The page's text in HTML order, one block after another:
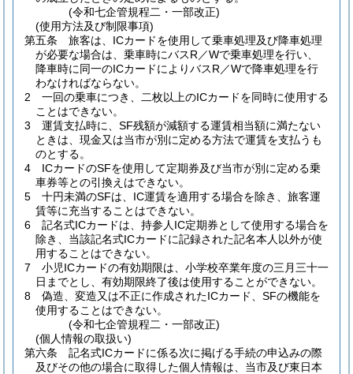
(令和七企管規程二・一部改正)
(使用方法及び制限事項)
第五条
旅客は、ICカードを使用して乗車処理及び降車処理
が必要な場合は、乗車時にバスR／Wで乗車処理を行い、
降車時に同一のICカードによりバスR／Wで降車処理を行
わなければならない。
2
一回の乗車につき、二枚以上のICカードを同時に使用する
ことはできない。
3
運賃支払時に、SF残額が減額する運賃相当額に満たない
ときは、現金又は当市が別に定める方法で運賃を支払うも
のとする。
4
ICカードのSFを使用して定期券及び当市が別に定める乗
車券等との引換えはできない。
5
十円未満のSFは、IC運賃を適用する場合を除き、旅客運
賃等に充当することはできない。
6
記名式ICカードは、持参人IC定期券として使用する場合を
除き、当該記名式ICカードに記録された記名本人以外が使
用することはできない。
7
小児ICカードの有効期限は、小学校卒業年度の三月三十一
日までとし、有効期限終了後は使用することができない。
8
偽造、変造又は不正に作成されたICカード、SFの機能を
使用することはできない。
(令和七企管規程二・一部改正)
(個人情報の取扱い)
第六条
記名式ICカードに係る次に掲げる手続の申込みの際
及びその他の場合に取得した個人情報は、当市及び東日本